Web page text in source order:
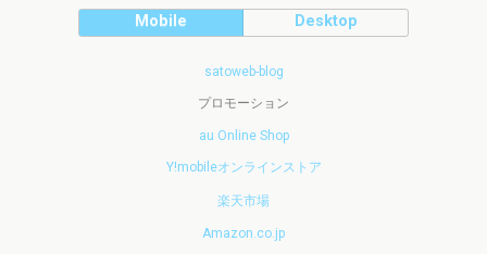
Mobile Desktop
satoweb-blog
プロモーション
au Online Shop
Y!mobileオンラインストア
楽天市場
Amazon.co.jp